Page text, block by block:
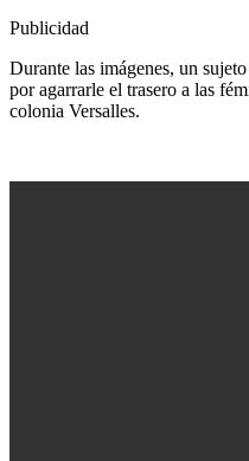
Publicidad
Durante las imágenes, un
por agarrarle el trasero a las
colonia Versalles.